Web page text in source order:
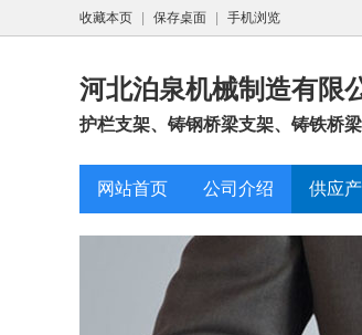
收藏本页 保存桌面 手机浏览
河北泊泉机械制造有限
护栏支架、铸钢桥梁支架、铸铁桥
网站首页 公司介绍 供应